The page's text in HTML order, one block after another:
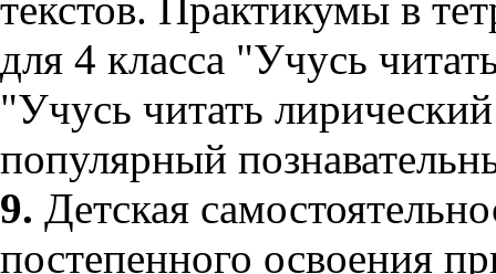
для 4 класса "Учусь
"Учусь читать
популярный
9. Детская
постепенного освоения